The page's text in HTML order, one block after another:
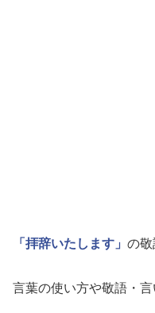
「拝辞いたします」 の
言葉の使い方や敬語・